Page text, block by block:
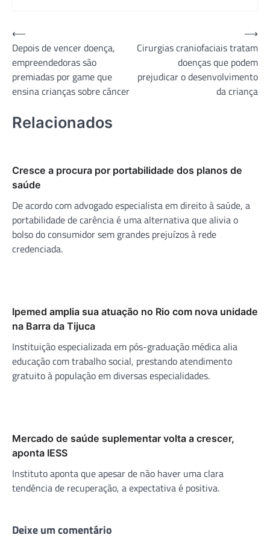
Navegação
de
Post
⟵
Depois de vencer doença,
empreendedoras são
premiadas por game que
ensina crianças sobre câncer
Cirurgias craniofaciais tratam
doenças que podem
prejudicar o desenvolvimento
da criança
⟶
Relacionados
Cresce a procura por portabilidade dos planos de
saúde
De acordo com advogado especialista em direito à saúde, a
portabilidade de carência é uma alternativa que alivia o
bolso do consumidor sem grandes prejuízos à rede
credenciada.
Ipemed amplia sua atuação no Rio com nova unidade
na Barra da Tijuca
Instituição especializada em pós-graduação médica alia
educação com trabalho social, prestando atendimento
gratuito à população em diversas especialidades.
Mercado de saúde suplementar volta a crescer,
aponta IESS
Instituto aponta que apesar de não haver uma clara
tendência de recuperação, a expectativa é positiva.
Deixe um comentário